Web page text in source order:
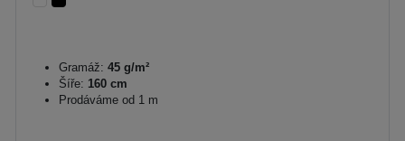
Gramáž: 45 g/m²
Šíře: 160 cm
Prodáváme od 1 m